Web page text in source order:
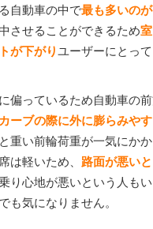
自動車の中で最も多いの
させることができるため
が下がりユーザーにとっ
偏っているため自動車の
ーブの際に外に膨らみやす
重い前輪荷重が一気にか
は軽いため、 路面が悪い
り心地が悪いという人も
も気になりません。